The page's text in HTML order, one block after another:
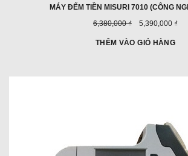
MÁY ĐẾM TIỀN MISURI 7010 (CÔNG
Giá
trước
6,380,000 ₫
Giá
5,390,000 ₫
THÊM VÀO GIỎ HÀNG